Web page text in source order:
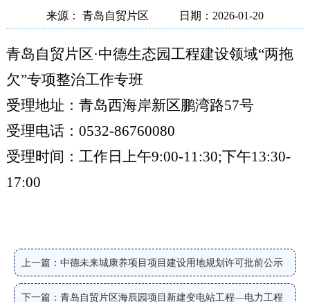
来源： 青岛自贸片区 日期：2026-01-20
青岛自贸片区·中德生态园工程建设领域“两拖
欠”专项整治工作专班
受理地址：青岛西海岸新区鹏湾路57号
受理电话： 0532-86760080
受理时间：工作日上午9:00-11:30;下午13:30-
17:00
上一篇：中德未来城康养项目项目建设用地规划许可批前公示
下一篇：青岛自贸片区海辰园项目新建变电站工程—电力工程